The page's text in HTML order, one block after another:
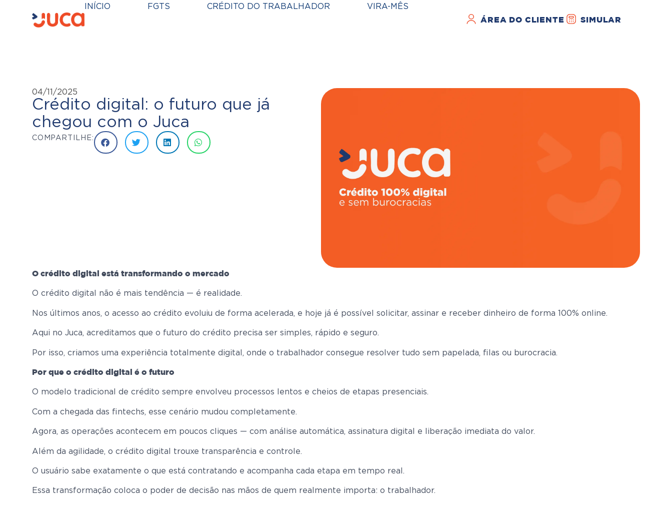
INÍCIO FGTS CRÉDITO DO TRABALHADOR VIRA-MÊS
ÁREA DO CLIENTE SIMULAR
04/11/2025
Crédito digital: o futuro que já
chegou com o Juca
COMPARTILHE:
O crédito digital está transformando o mercado
O crédito digital não é mais tendência — é realidade.
Nos últimos anos, o acesso ao crédito evoluiu de forma acelerada, e hoje já é possível solicitar, assinar e receber dinheiro de forma 100% online.
Aqui no Juca, acreditamos que o futuro do crédito precisa ser simples, rápido e seguro.
Por isso, criamos uma experiência totalmente digital, onde o trabalhador consegue resolver tudo sem papelada, filas ou burocracia.
Por que o crédito digital é o futuro
O modelo tradicional de crédito sempre envolveu processos lentos e cheios de etapas presenciais.
Com a chegada das fintechs, esse cenário mudou completamente.
Agora, as operações acontecem em poucos cliques — com análise automática, assinatura digital e liberação imediata do valor.
Além da agilidade, o crédito digital trouxe transparência e controle.
O usuário sabe exatamente o que está contratando e acompanha cada etapa em tempo real.
Essa transformação coloca o poder de decisão nas mãos de quem realmente importa: o trabalhador.